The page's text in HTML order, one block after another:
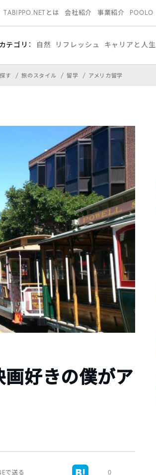
TABIPPO.NETとは 会社紹介 事業紹介 POOLO
テゴリ： 自然 リフレッシュ キャリアと人生
す 旅のスタイル 留学 アメリカ留学
画好きの僕がア
で送る 0